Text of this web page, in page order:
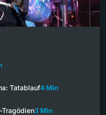
Tatablauf4 Min
Tragödien3 Min